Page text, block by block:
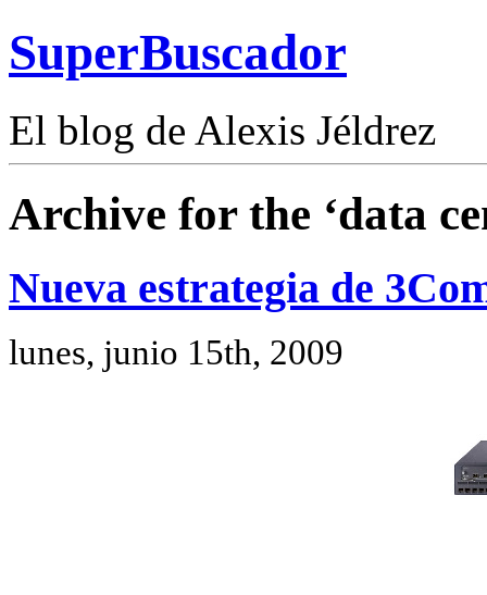
SuperBuscador
El blog de Alexis Jéldrez
Archive for the ‘data
Nueva estrategia de
lunes, junio 15th, 2009